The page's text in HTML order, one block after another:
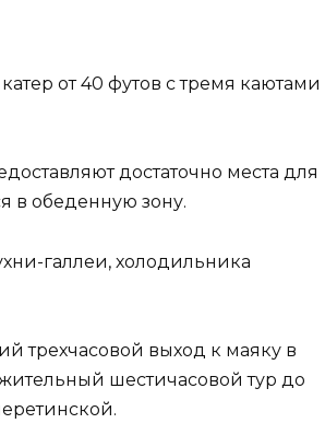
от 40 футов с тремя каютами
достаточно места для
в обеденную зону.
галлеи, холодильника
трехчасовой выход к маяку в
шестичасовой тур до